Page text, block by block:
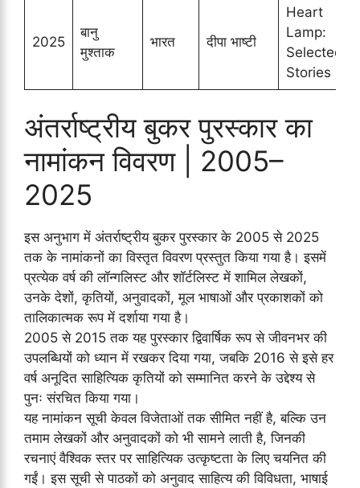
2025
बानु
मुश्ताक
भारत दीपा भाष्टी
Heart
Lamp:
Selected
Stories
अंतर्राष्ट्रीय बुकर पुरस्कार का
नामांकन विवरण | 2005–
2025
इस अनुभाग में अंतर्राष्ट्रीय बुकर पुरस्कार के 2005 से 2025
तक के नामांकनों का विस्तृत विवरण प्रस्तुत किया गया है। इसमें
प्रत्येक वर्ष की लॉन्गलिस्ट और शॉर्टलिस्ट में शामिल लेखकों,
उनके देशों, कृतियों, अनुवादकों, मूल भाषाओं और प्रकाशकों को
तालिकात्मक रूप में दर्शाया गया है।
2005 से 2015 तक यह पुरस्कार द्विवार्षिक रूप से जीवनभर की
उपलब्धियों को ध्यान में रखकर दिया गया, जबकि 2016 से इसे हर
वर्ष अनूदित साहित्यिक कृतियों को सम्मानित करने के उद्देश्य से
पुनः संरचित किया गया।
यह नामांकन सूची केवल विजेताओं तक सीमित नहीं है, बल्कि उन
तमाम लेखकों और अनुवादकों को भी सामने लाती है, जिनकी
रचनाएं वैश्विक स्तर पर साहित्यिक उत्कृष्टता के लिए चयनित की
गईं। इस सूची से पाठकों को अनुवाद साहित्य की विविधता, भाषाई